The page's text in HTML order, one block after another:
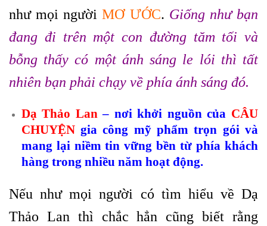
như mọi ngườiMƠ ƯỚC. Giống như bạn
đang đi trên một con đường tăm tối và
bỗng thấy có một ánh sáng le lói thì tất
nhiên bạn phải chạy về phía ánh sáng đó.
Dạ Thảo Lan – nơi khởi nguồn của CÂU
CHUYỆNgia công mỹ phẩm trọn gói và
mang lại niềm tin vững bền từ phía khách
hàng trong nhiều năm hoạt động.
Nếu như mọi người có tìm hiểu về Dạ
Thảo Lan thì chắc hẳn cũng biết rằng